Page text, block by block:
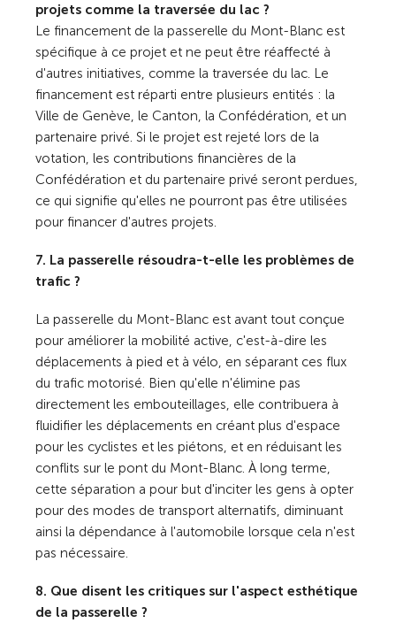
projets comme la traversée du lac ?
Le financement de la passerelle du Mont-Blanc est
spécifique à ce projet et ne peut être réaffecté à
d'autres initiatives, comme la traversée du lac. Le
financement est réparti entre plusieurs entités : la
Ville de Genève, le Canton, la Confédération, et un
partenaire privé. Si le projet est rejeté lors de la
votation, les contributions financières de la
Confédération et du partenaire privé seront perdues,
ce qui signifie qu'elles ne pourront pas être utilisées
pour financer d'autres projets.
7. La passerelle résoudra-t-elle les problèmes de
trafic ?
La passerelle du Mont-Blanc est avant tout conçue
pour améliorer la mobilité active, c'est-à-dire les
déplacements à pied et à vélo, en séparant ces flux
du trafic motorisé. Bien qu'elle n'élimine pas
directement les embouteillages, elle contribuera à
fluidifier les déplacements en créant plus d'espace
pour les cyclistes et les piétons, et en réduisant les
conflits sur le pont du Mont-Blanc. À long terme,
cette séparation a pour but d'inciter les gens à opter
pour des modes de transport alternatifs, diminuant
ainsi la dépendance à l'automobile lorsque cela n'est
pas nécessaire.
8. Que disent les critiques sur l'aspect esthétique
de la passerelle ?